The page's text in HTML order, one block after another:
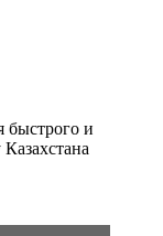
быстрого и